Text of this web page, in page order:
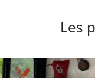
Les